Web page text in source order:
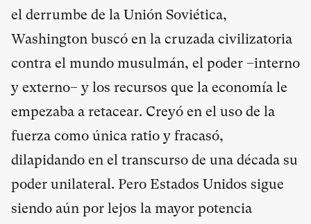
el derrumbe de la Unión Soviética,
Washington buscó en la cruzada civilizatoria
contra el mundo musulmán, el poder –interno
y externo– y los recursos que la economía le
empezaba a retacear. Creyó en el uso de la
fuerza como única ratio y fracasó,
dilapidando en el transcurso de una década su
poder unilateral. Pero Estados Unidos sigue
siendo aún por lejos la mayor potencia